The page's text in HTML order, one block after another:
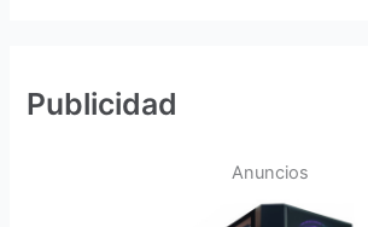
Publicidad
Anuncios